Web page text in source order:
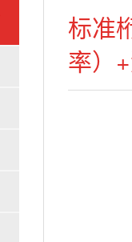
标准
率）